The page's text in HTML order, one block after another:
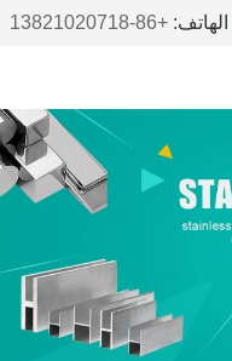
الهاتف: +86-13821020718